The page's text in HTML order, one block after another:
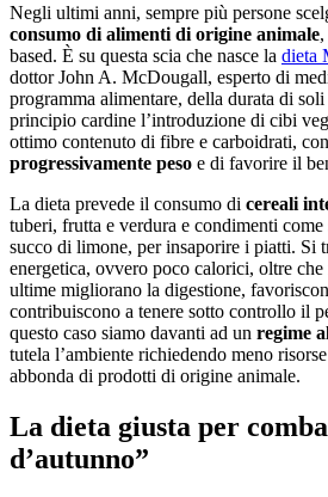
Negli ultimi anni, sempre più persone
consumo di alimenti di origine animale
based. È su questa scia che nasce la dieta
dottor John A. McDougall, esperto di
programma alimentare, della durata di
principio cardine l’introduzione di cibi
ottimo contenuto di fibre e carboidrati,
progressivamente peso e di favorire il
La dieta prevede il consumo di cereali
tuberi, frutta e verdura e condimenti come
succo di limone, per insaporire i piatti. Si
energetica, ovvero poco calorici, oltre
ultime migliorano la digestione,
contribuiscono a tenere sotto controllo il
questo caso siamo davanti ad un regime
tutela l’ambiente richiedendo meno
abbonda di prodotti di origine animale.
La dieta giusta per
d’autunno”